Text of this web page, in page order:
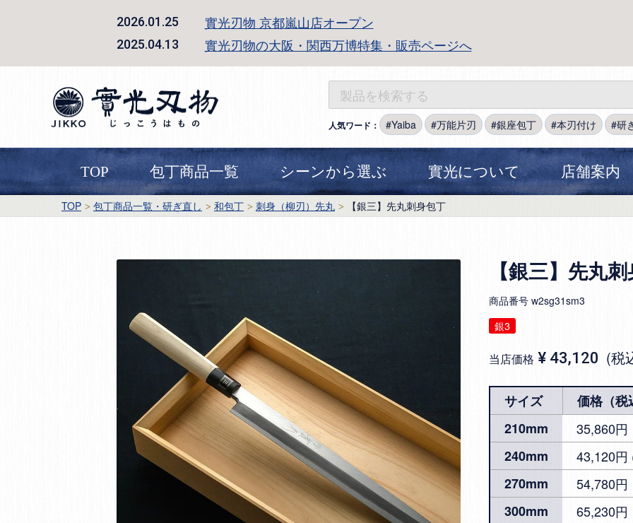
2026.01.25 實光刃物 京都嵐山店オープン
2025.04.13 實光刃物の大阪・関西万博特集・販売ページへ
人気ワード： Yaiba 万能片刃 銀座包丁 本刃付け 研
TOP 包丁商品一覧 シーンから選ぶ 實光について 店舗案内
TOP 包丁商品一覧・研ぎ直し 和包丁 刺身（柳刃）先丸 【銀三】先丸刺身包丁
【銀三】先丸
商品番号 w2sg31sm3
銀3
当店価格 ¥ 43,120 税
サイズ
価格（税
210mm
35,860円
240mm
43,120円
270mm
54,780円
300mm
65,230円